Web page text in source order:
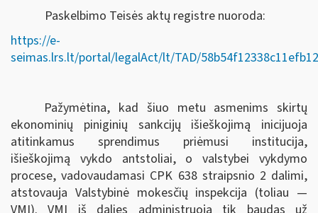
Paskelbimo Teisės aktų registre nuoroda:
https://e-
seimas.lrs.lt/portal/legalAct/lt/TAD/
Pažymėtina, kad šiuo metu asmenims skirtų
ekonominių piniginių sankcijų išieškojimą inicijuoja
atitinkamus sprendimus priėmusi institucija,
išieškojimą vykdo antstoliai, o valstybei vykdymo
procese, vadovaudamasi CPK 638 straipsnio 2 dalimi,
atstovauja Valstybinė mokesčių inspekcija (toliau —